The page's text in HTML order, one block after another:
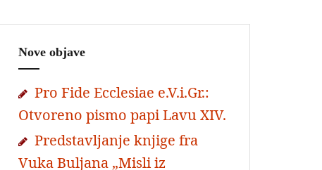
Nove objave
Pro Fide Ecclesiae e.V.i.Gr.:
Otvoreno pismo papi Lavu XIV.
Predstavljanje knjige fra
Vuka Buljana „Misli iz